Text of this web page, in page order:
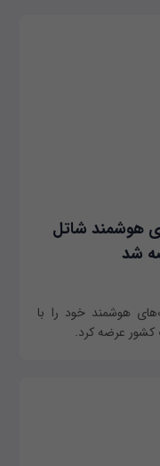
هوشمند شاتل‌
شد
هوشمند خود را با